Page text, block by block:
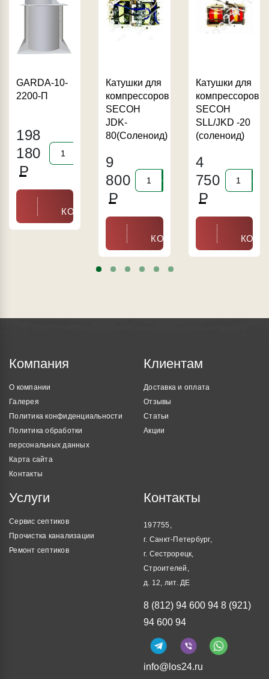
GARDA-10-
2200-П
198
180
Р
КОРЗИНУ
Катушки для
компрессоров
SECOH
JDK-
80(Соленоид)
9
800
Р
КОРЗИНУ
Катушки для
компрессоров
SECOH
SLL/JKD -20
(соленоид)
4
750
Р
Компания
О компании
Галерея
Политика конфиденциальности
Политика обработки
персональных данных
Карта сайта
Контакты
Клиентам
Доставка и оплата
Отзывы
Статьи
Акции
Услуги
Сервис септиков
Прочистка канализации
Ремонт септиков
Контакты
197755,
г. Санкт-Петербург,
г. Сестрорецк,
Строителей,
д. 12, лит. ДЕ
8 (812) 94 600 94 8 (921)
94 600 94
info@los24.ru